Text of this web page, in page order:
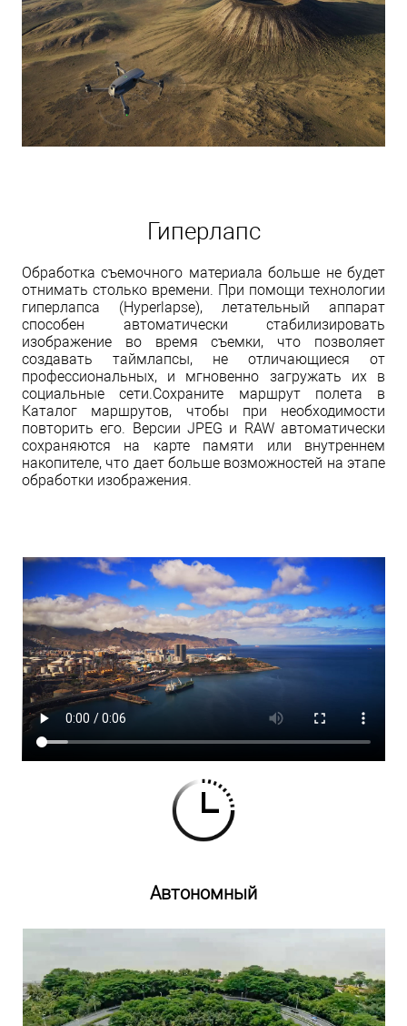
Гиперлапс
Обработка съемочного материала больше не будет
отнимать столько времени. При помощи технологии
гиперлапса (Hyperlapse), летательный аппарат
способен автоматически стабилизировать
изображение во время съемки, что позволяет
создавать таймлапсы, не отличающиеся от
профессиональных, и мгновенно загружать их в
социальные сети.Сохраните маршрут полета в
Каталог маршрутов, чтобы при необходимости
повторить его. Версии JPEG и RAW автоматически
сохраняются на карте памяти или внутреннем
накопителе, что дает больше возможностей на этапе
обработки изображения.
Автономный